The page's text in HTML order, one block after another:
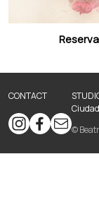
CONTACT
©